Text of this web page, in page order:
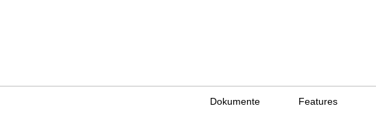
Dokumente Features